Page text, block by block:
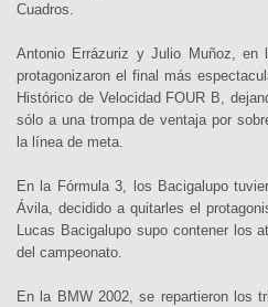
Cuadros.
Antonio Errázuriz y Julio Muñoz, en
protagonizaron el final más
Histórico de Velocidad FOUR B,
sólo a una trompa de ventaja por
la línea de meta.
En la Fórmula 3, los Bacigalupo
Ávila, decidido a quitarles el
Lucas Bacigalupo supo contener los
del campeonato.
En la BMW 2002, se repartieron los